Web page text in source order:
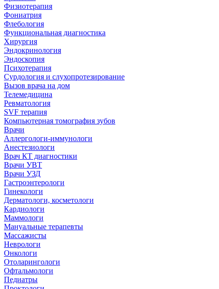
Физиотерапия
Фониатрия
Флебология
Функциональная диагностика
Хирургия
Эндокринология
Эндоскопия
Психотерапия
Сурдология и слухопротезирование
Вызов врача на дом
Телемедицина
Ревматология
SVF терапия
Компьютерная томография зубов
Врачи
Аллергологи-иммунологи
Анестезиологи
Врач КТ диагностики
Врачи УВТ
Врачи УЗД
Гастроэнтерологи
Гинекологи
Дерматологи, косметологи
Кардиологи
Маммологи
Мануальные терапевты
Массажисты
Неврологи
Онкологи
Отоларингологи
Офтальмологи
Педиатры